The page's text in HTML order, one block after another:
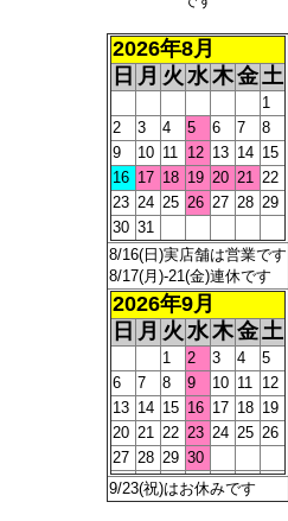
2026年8月
日 月 火 水木金土
1
2
3 4 5 6 7
8
9
10 11 12 13 14 15
16 17 18 19 20 21 22
23 24 25 26 27 28 29
30 31
8/16(日)実店舗は営業です
8/17(月)-21(金)連休です
2026年9月
日 月 火 水木金土
1 2 3 4
5
6
7 8 9 10 11 12
13 14 15 16 17 18 19
20 21 22 23 24 25 26
27 28 29 30
9/23(祝)はお休みです